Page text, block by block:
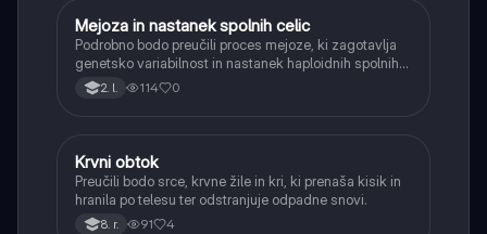
Biologija
Mejoza in nastanek spolnih celic
Podrobno bodo preučili proces mejoze, ki zagotavlja
genetsko variabilnost in nastanek haploidnih spolnih
celic (gamet).
2. l. 114 0
Biologija
Krvni obtok
Preučili bodo srce, krvne žile in kri, ki prenaša kisik in
hranila po telesu ter odstranjuje odpadne snovi.
8. r. 91 4